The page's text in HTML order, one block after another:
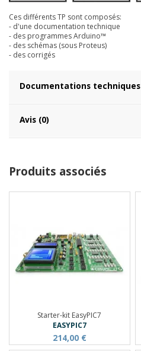
Ces différents TP sont composés:
- d'une documentation technique
- des programmes Arduino™
- des schémas (sous Proteus)
- des corrigés
Documentations techniques
Avis (0)
Produits associés
Starter-kit EasyPIC7
EASYPIC7
214,00 €